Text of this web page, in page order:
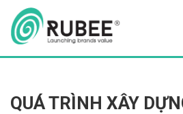
content
QUÁ TRÌNH XÂY